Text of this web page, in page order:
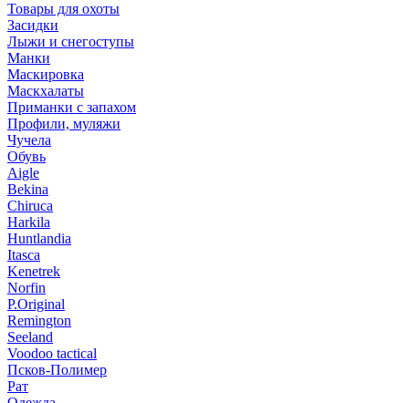
Товары для охоты
Засидки
Лыжи и снегоступы
Манки
Маскировка
Маскхалаты
Приманки с запахом
Профили, муляжи
Чучела
Обувь
Aigle
Bekina
Chiruсa
Harkila
Huntlandia
Itasca
Kenetrek
Norfin
P.Original
Remington
Seeland
Voodoo tactical
Псков-Полимер
Рат